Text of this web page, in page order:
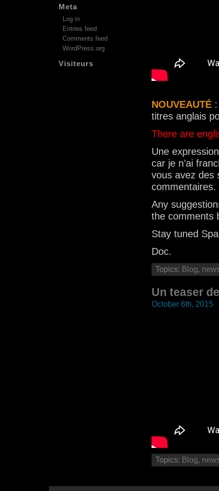
NOUVEAUTÉ
titres anglais
There are
Une
car je n’ai
vous avez des
commentaires.
Any
the comments
Stay tuned
Doc.
Topics: Blog,
Un teaser
October 6th, 2015
Topics: Blog,
Meta
Log in
Entries feed
Comments feed
WordPress.org
Visiteurs